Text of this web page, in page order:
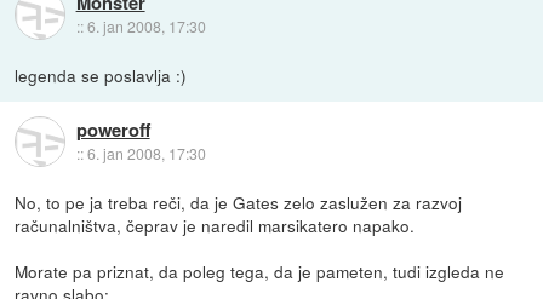
::6. jan 2008, 17:30
legenda se poslavlja :)
poweroff
::6. jan 2008, 17:30
No, to pe ja treba reči, da je Gates zelo zaslužen za razvoj
računalništva, čeprav je naredil marsikatero napako.
Morate pa priznat, da poleg tega, da je pameten, tudi izgleda ne
ravno slabo: